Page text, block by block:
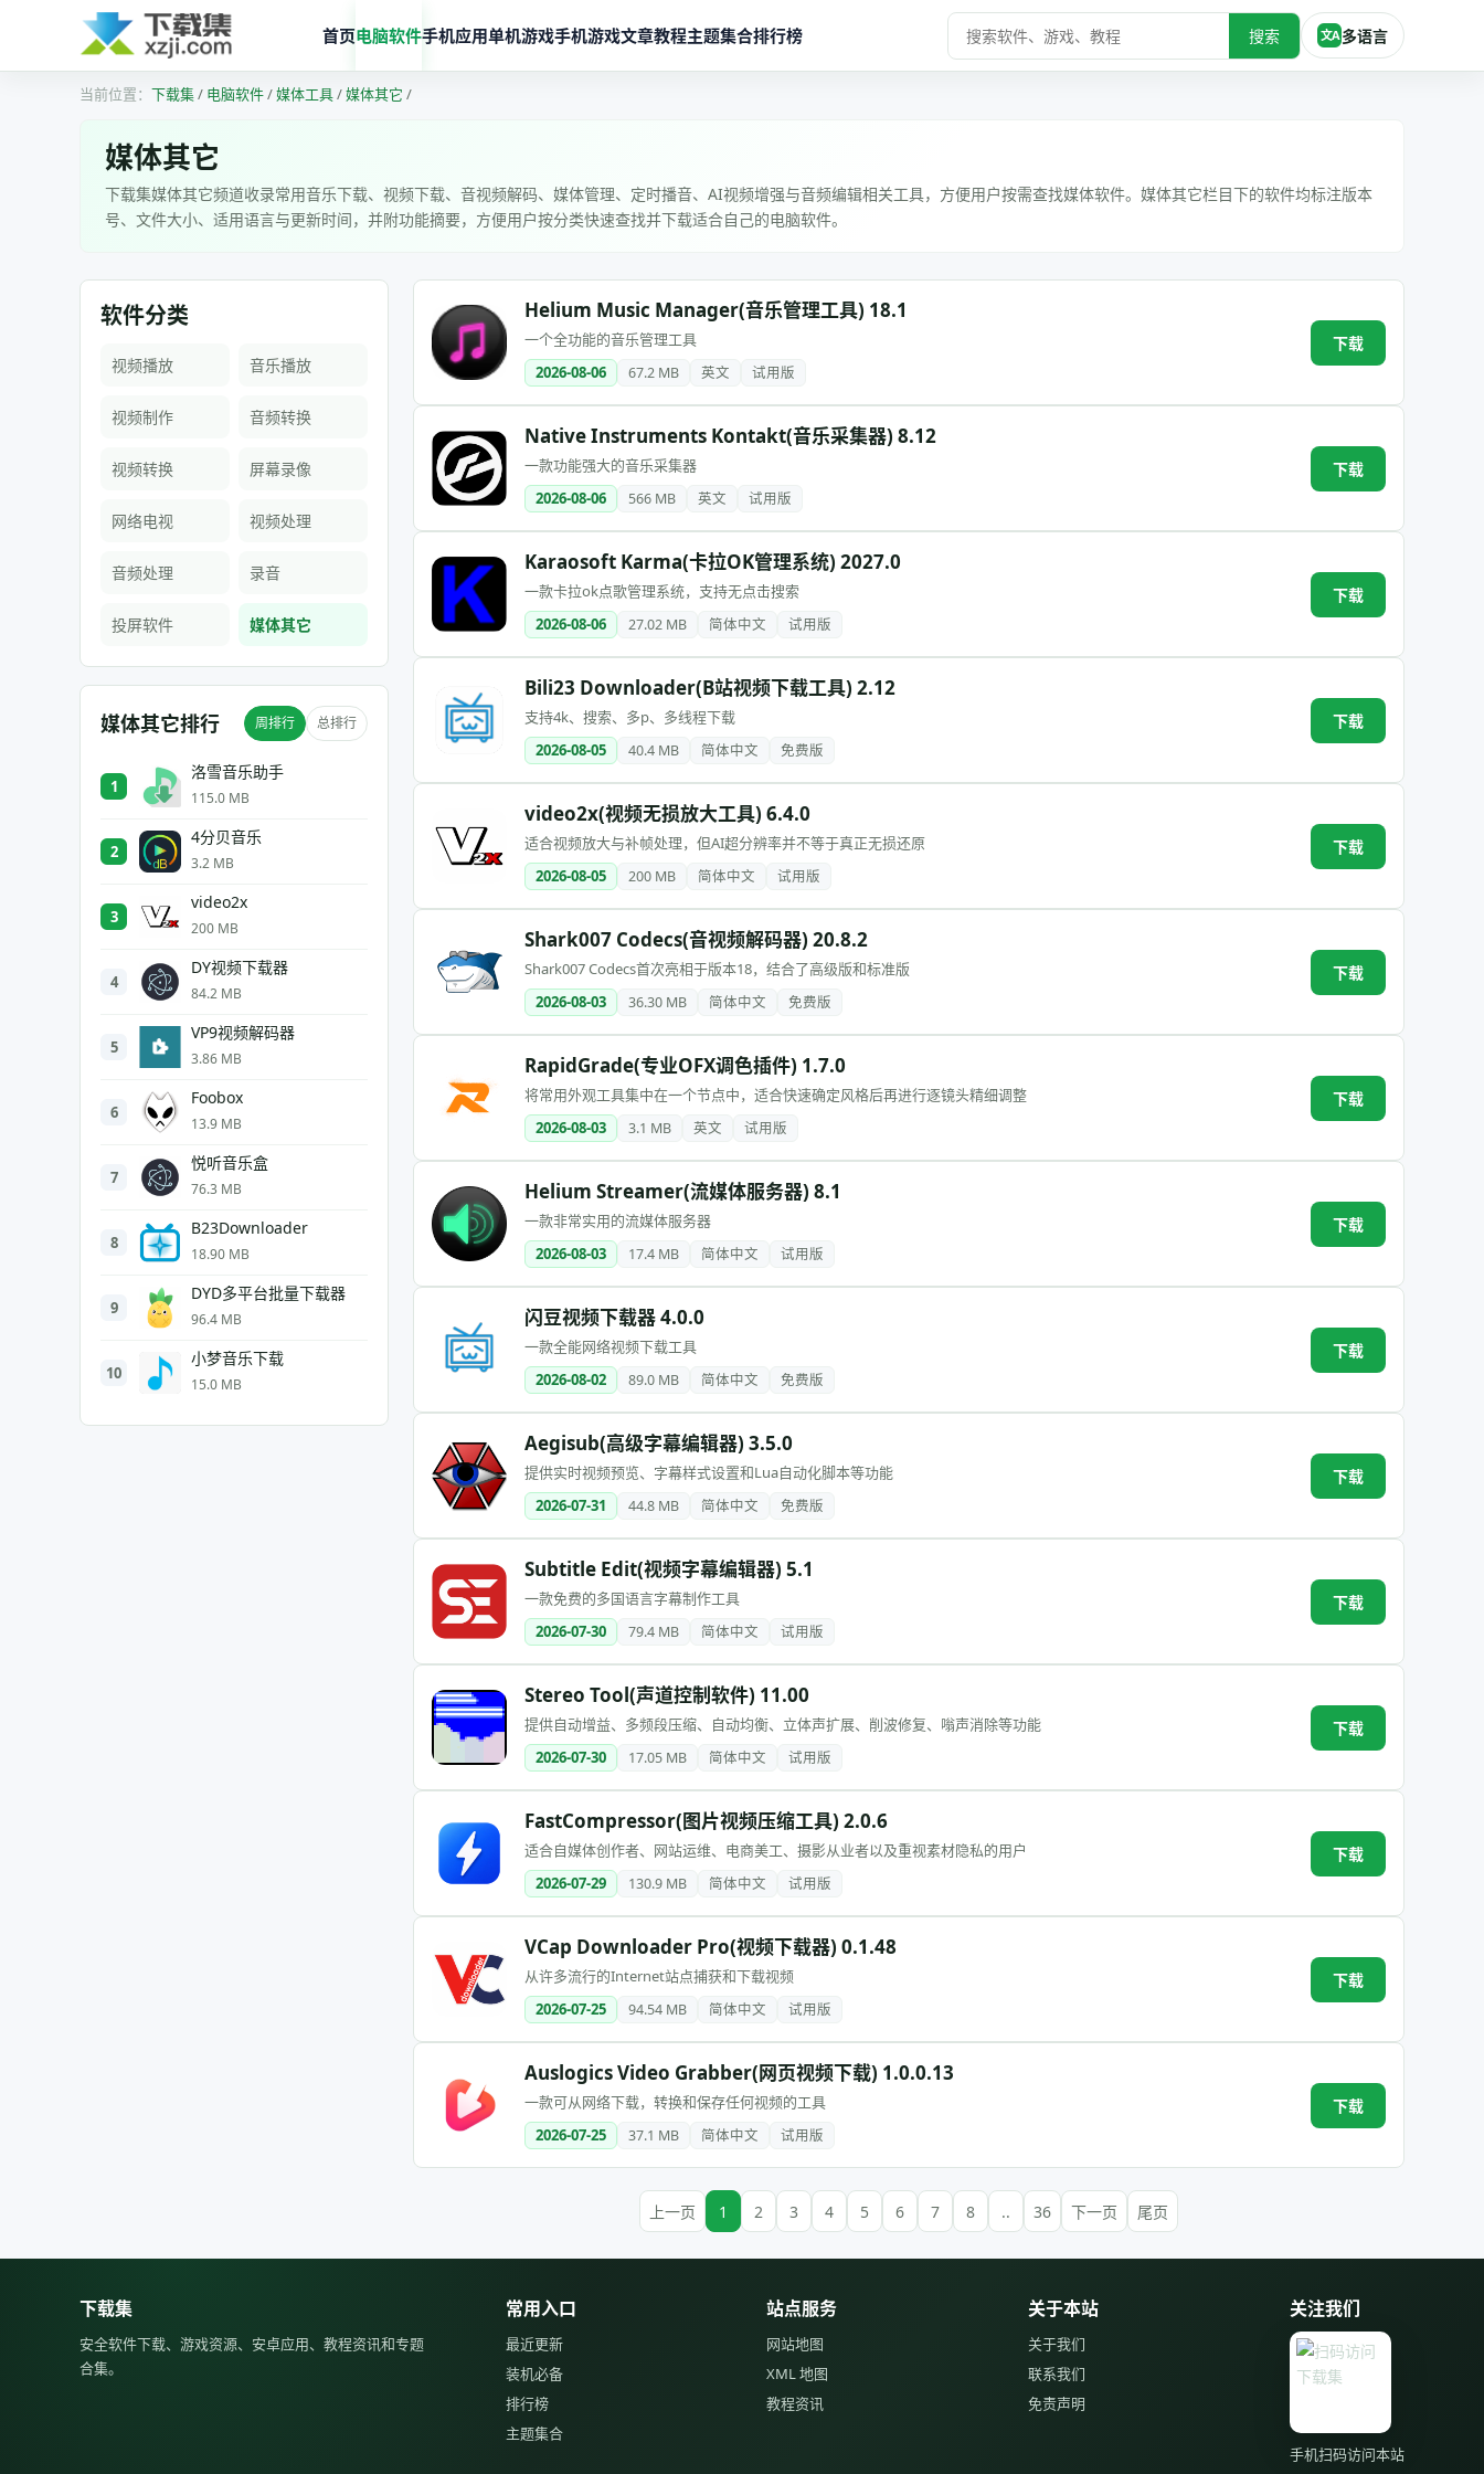
首页电脑软件手机应用单机游戏手机游戏文章教程主题集合排行榜 搜索 文A 多语言
下载集/ 电脑软件/媒体工具/媒体其它 /
媒体其它
下载集媒体其它频道收录常用音乐下载、视频下载、音视频解码、媒体管理、定时播音、AI视频增强与音频编辑相关工具，方便用户按需查找媒体软件。媒体其它栏目下的软件均标注版本
号、文件大小、适用语言与更新时间，并附功能摘要，方便用户按分类快速查找并下载适合自己的电脑软件。
软件分类
视频播放 音乐播放
视频制作 音频转换
视频转换 屏幕录像
网络电视 视频处理
音频处理 录音
投屏软件 媒体其它
媒体其它排行 周排行 总排行
1
洛雪音乐助手
115.0 MB
2
4分贝音乐
3.2 MB
3
video2x
200 MB
4
DY视频下载器
84.2 MB
5
VP9视频解码器
3.86 MB
6
Foobox
13.9 MB
7
悦听音乐盒
76.3 MB
8
B23Downloader
18.90 MB
9
DYD多平台批量下载器
96.4 MB
10
小梦音乐下载
15.0 MB
Helium Music Manager(音乐管理工具) 18.1
一个全功能的音乐管理工具
2026-08-06
67.2 MB 英文 试用版
下载
Native Instruments Kontakt(音乐采集器) 8.12
一款功能强大的音乐采集器
2026-08-06
566 MB 英文 试用版
下载
Karaosoft Karma(卡拉OK管理系统) 2027.0
一款卡拉ok点歌管理系统，支持无点击搜索
2026-08-06
27.02 MB 简体中文 试用版
下载
Bili23 Downloader(B站视频下载工具) 2.12
支持4k、搜索、多p、多线程下载
2026-08-05
40.4 MB 简体中文 免费版
下载
video2x(视频无损放大工具) 6.4.0
适合视频放大与补帧处理，但AI超分辨率并不等于真正无损还原
2026-08-05
200 MB 简体中文 试用版
下载
Shark007 Codecs(音视频解码器) 20.8.2
Shark007 Codecs首次亮相于版本18，结合了高级版和标准版
2026-08-03
36.30 MB 简体中文 免费版
下载
RapidGrade(专业OFX调色插件) 1.7.0
将常用外观工具集中在一个节点中，适合快速确定风格后再进行逐镜头精细调整
2026-08-03
3.1 MB 英文 试用版
下载
Helium Streamer(流媒体服务器) 8.1
一款非常实用的流媒体服务器
2026-08-03
17.4 MB 简体中文 试用版
下载
闪豆视频下载器 4.0.0
一款全能网络视频下载工具
2026-08-02
89.0 MB 简体中文 免费版
下载
Aegisub(高级字幕编辑器) 3.5.0
提供实时视频预览、字幕样式设置和Lua自动化脚本等功能
2026-07-31
44.8 MB 简体中文 免费版
下载
Subtitle Edit(视频字幕编辑器) 5.1
一款免费的多国语言字幕制作工具
2026-07-30
79.4 MB 简体中文 试用版
下载
Stereo Tool(声道控制软件) 11.00
提供自动增益、多频段压缩、自动均衡、立体声扩展、削波修复、嗡声消除等功能
2026-07-30
17.05 MB 简体中文 试用版
下载
FastCompressor(图片视频压缩工具) 2.0.6
适合自媒体创作者、网站运维、电商美工、摄影从业者以及重视素材隐私的用户
2026-07-29
130.9 MB 简体中文 试用版
下载
VCap Downloader Pro(视频下载器) 0.1.48
从许多流行的Internet站点捕获和下载视频
2026-07-25
94.54 MB 简体中文 试用版
下载
Auslogics Video Grabber(网页视频下载) 1.0.0.13
一款可从网络下载，转换和保存任何视频的工具
2026-07-25
37.1 MB 简体中文 试用版
下载
上一页 1 2 3 4 5 6 7 8 .. 36 下一页 尾页
下载集
安全软件下载、游戏资源、安卓应用、教程资讯和专题
合集。
常用入口
最近更新
装机必备
排行榜
主题集合
站点服务
网站地图
XML 地图
教程资讯
关于本站
关于我们
联系我们
免责声明
关注我们
手机扫码访问本站